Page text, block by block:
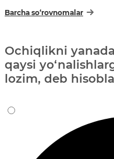
Barcha so‘rovnomalar
Ochiqlikni
qaysi
lozim, deb